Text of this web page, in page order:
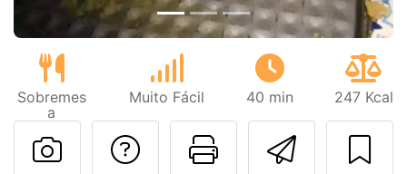
Sobremes
a
Muito Fácil 40 min 247 Kcal
Imprima
Falar com o autor